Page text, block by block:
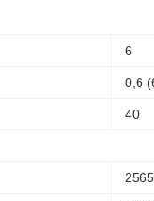
6
0,6
40
2565